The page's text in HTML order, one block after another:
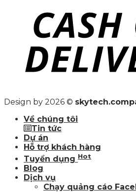
Design by 2026 ©
Về chúng tôi
Tin tức
Dự án
Hỗ trợ khách hàng
Tuyển dụng Hot
Blog
Dịch vụ
Chạy quảng cáo